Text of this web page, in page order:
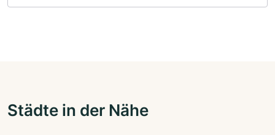
Städte in der Nähe